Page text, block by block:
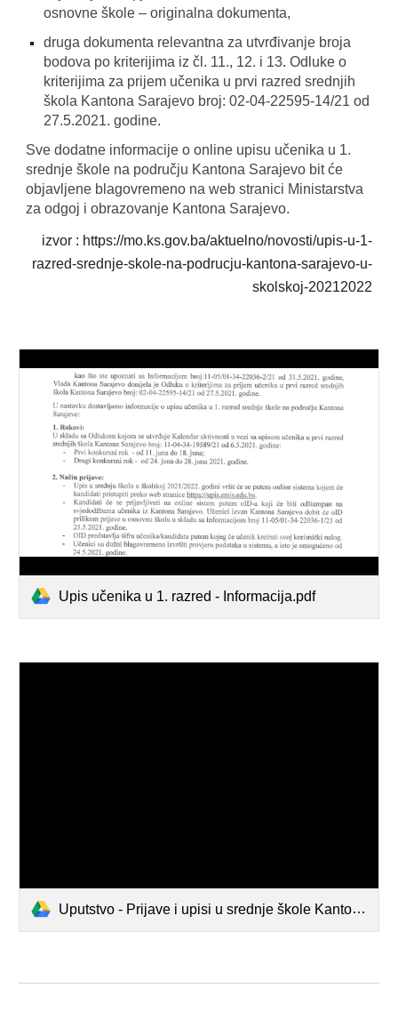
osnovne škole – originalna dokumenta,
druga dokumenta relevantna za utvrđivanje broja
bodova po kriterijima iz čl. 11., 12. i 13. Odluke o
kriterijima za prijem učenika u prvi razred srednjih
škola Kantona Sarajevo broj: 02-04-22595-14/21 od
27.5.2021. godine.
Sve dodatne informacije o online upisu učenika u 1.
srednje škole na području Kantona Sarajevo bit će
objavljene blagovremeno na web stranici Ministarstva
za odgoj i obrazovanje Kantona Sarajevo.
izvor : https://mo.ks.gov.ba/aktuelno/novosti/upis-u-1-
razred-srednje-skole-na-podrucju-kantona-sarajevo-u-
skolskoj-20212022
Upis učenika u 1. razred - Informacija.pdf
Uputstvo - Prijave i upisi u srednje škole Kantona Sarajevo 2021..pdf